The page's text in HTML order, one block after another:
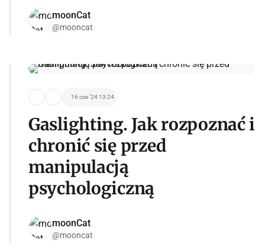
moonCat
@mooncat
16 cze '24 13:24
Gaslighting. Jak rozpoznać i
chronić się przed
manipulacją
psychologiczną
moonCat
@mooncat